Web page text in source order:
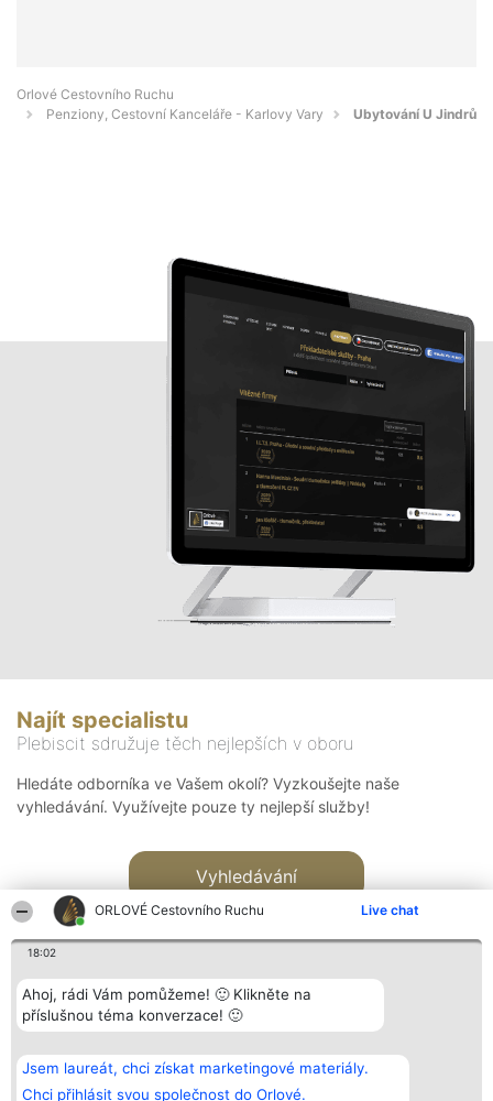
ORLOVÉ Cestovního Ruchu Live chat
18:02
Ahoj, rádi Vám pomůžeme! 🙂 Klikněte na
příslušnou téma konverzace! 🙂
Jsem laureát, chci získat marketingové materiály.
Chci přihlásit svou společnost do Orlové.
Orlové Cestovního Ruchu
Penziony, Cestovní Kanceláře - Karlovy Vary
Ubytování U Jindrů
Najít specialistu
Plebiscit sdružuje těch nejlepších v oboru
Hledáte odborníka ve Vašem okolí? Vyzkoušejte naše
vyhledávání. Využívejte pouze ty nejlepší služby!
Vyhledávání
Bright Side Solutions sp. z o.
o. sp. k.
ul. Ruska 22
Vítězové
Seznam všech
laureátů
Kontakt